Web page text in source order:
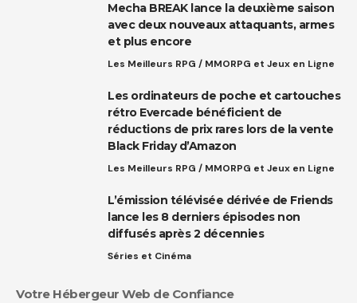
Mecha BREAK lance la deuxième saison
avec deux nouveaux attaquants, armes
et plus encore
Les Meilleurs RPG / MMORPG et Jeux en Ligne
Les ordinateurs de poche et cartouches
rétro Evercade bénéficient de
réductions de prix rares lors de la vente
Black Friday d’Amazon
Les Meilleurs RPG / MMORPG et Jeux en Ligne
L’émission télévisée dérivée de Friends
lance les 8 derniers épisodes non
diffusés après 2 décennies
Séries et Cinéma
Votre Hébergeur Web de Confiance